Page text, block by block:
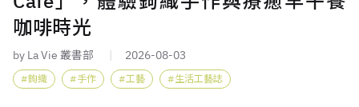
咖啡時光
by La Vie 叢書部 2026-08-03
鉤織 手作 工藝 生活工藝誌